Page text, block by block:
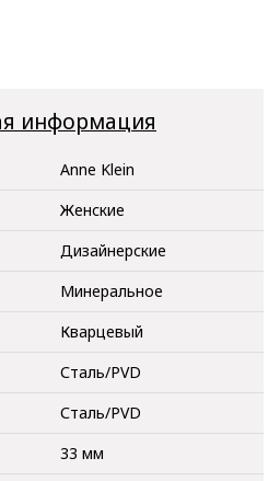
информация
Anne Klein
Женские
Дизайнерские
Минеральное
Кварцевый
Сталь/PVD
Сталь/PVD
33 мм